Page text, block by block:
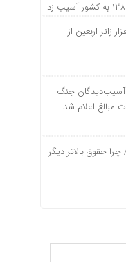
اعزام ۲۱ هزار زائر اربعین از
آسیب‌دیدگان جنگ
مبالغ اعلام شد
حقوق بالاتر دیگر